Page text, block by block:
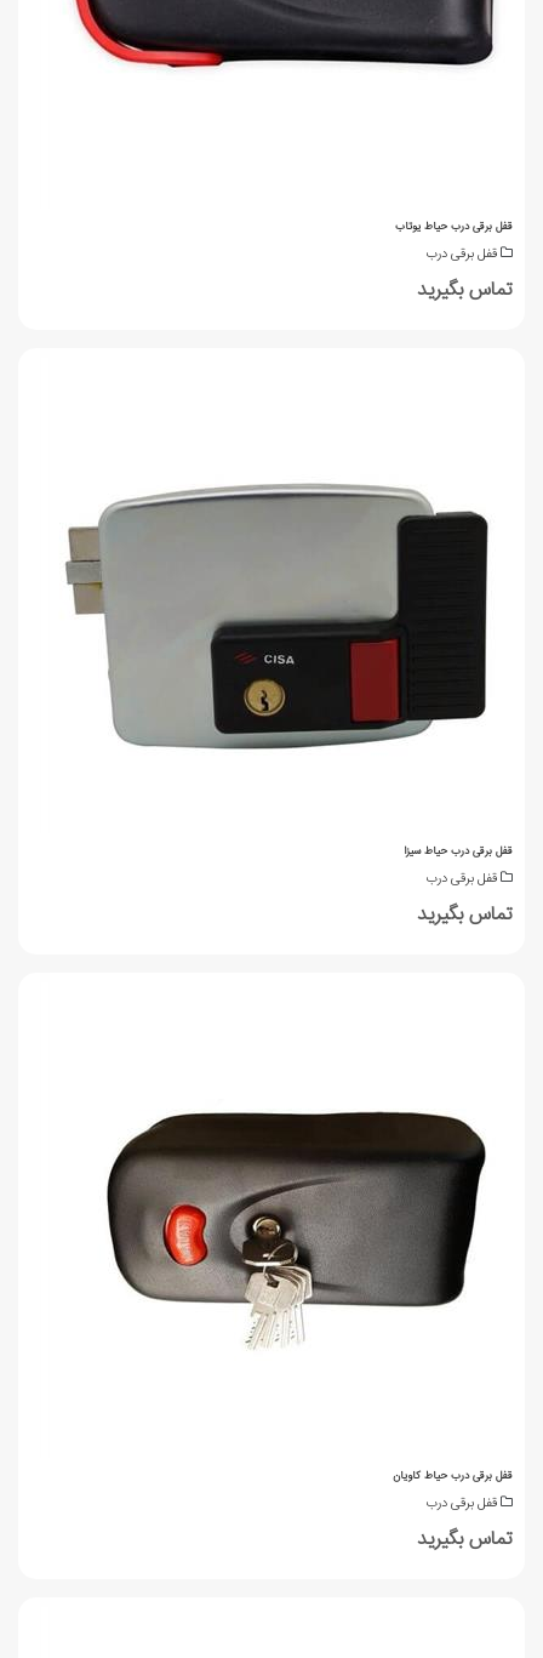
قفل برقی درب حیاط یوتاب
قفل برقی درب
تماس بگیرید
قفل برقی درب حیاط سیزا
قفل برقی درب
تماس بگیرید
قفل برقی درب حیاط کاویان
قفل برقی درب
تماس بگیرید